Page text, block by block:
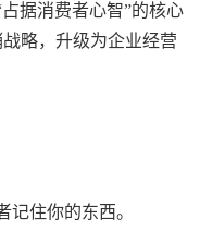
据消费者心智”的核心
略，升级为企业经营
记住你的东西。